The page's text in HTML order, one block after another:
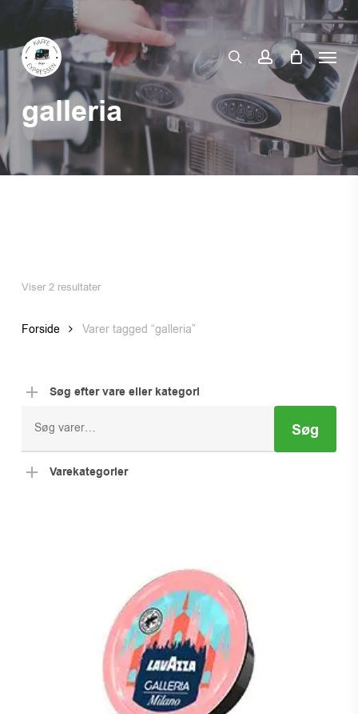
main
content
searchaccount
Menu
galleria
Viser 2 resultater
Forside Varer tagged “galleria”
Søg efter vare eller kategori
efter:
Søg
Varekategorier